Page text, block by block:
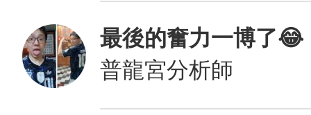
最後的奮力一博了😂
普龍宮分析師